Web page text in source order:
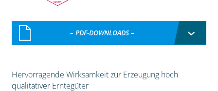
– PDF-DOWNLOADS –
Hervorragende Wirksamkeit zur Erzeugung hoch
qualitativer Erntegüter